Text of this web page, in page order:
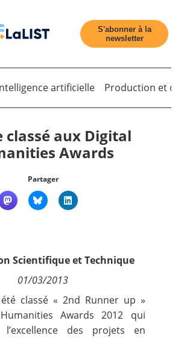
S'abonner à la
newsletter
artificielle Production et
classé aux Digital
Awards
Partager
Scientifique et Technique
01/03/2013
classé « 2nd Runner up »
Awards2012 qui
l’excellence des projets en